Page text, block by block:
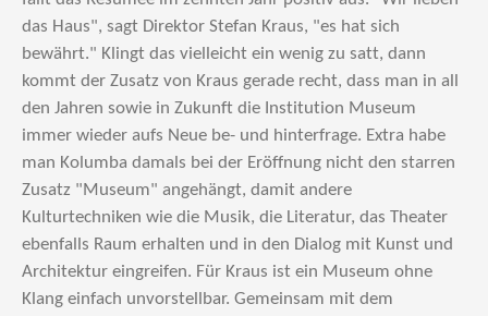
das Haus", sagt Direktor Stefan Kraus, "es hat sich
bewährt." Klingt das vielleicht ein wenig zu satt, dann
kommt der Zusatz von Kraus gerade recht, dass man in all
den Jahren sowie in Zukunft die Institution Museum
immer wieder aufs Neue be- und hinterfrage. Extra habe
man Kolumba damals bei der Eröffnung nicht den starren
Zusatz "Museum" angehängt, damit andere
Kulturtechniken wie die Musik, die Literatur, das Theater
ebenfalls Raum erhalten und in den Dialog mit Kunst und
Architektur eingreifen. Für Kraus ist ein Museum ohne
Klang einfach unvorstellbar. Gemeinsam mit dem